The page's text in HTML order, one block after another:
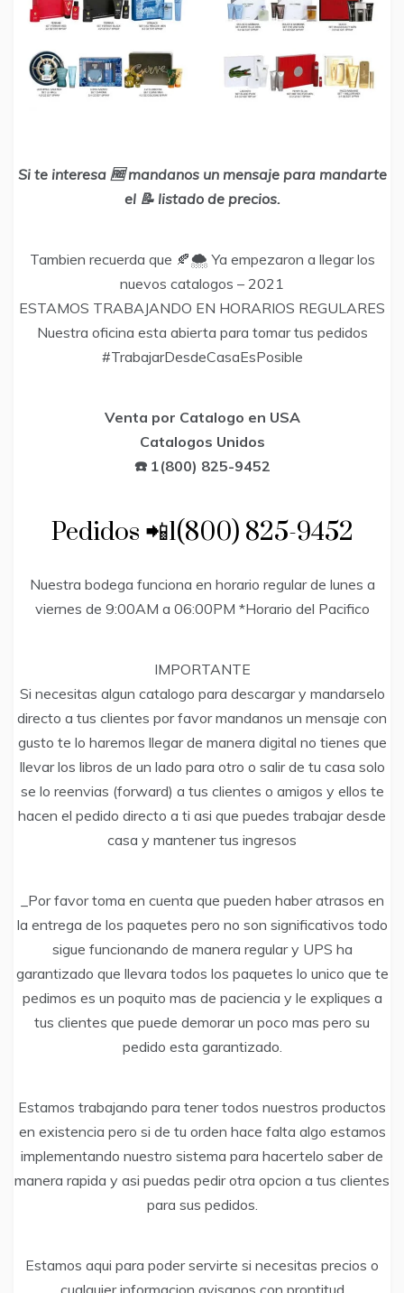
Si te interesa 🆓 mandanos un mensaje para mandarte
el 📝 listado de precios.
Tambien recuerda que 🍂🌨️ Ya empezaron a llegar los
nuevos catalogos – 2021
ESTAMOS TRABAJANDO EN HORARIOS REGULARES
Nuestra oficina esta abierta para tomar tus pedidos
#TrabajarDesdeCasaEsPosible
Venta por Catalogo en USA
Catalogos Unidos
☎️ 1(800) 825-9452
Pedidos 📲1(800) 825-9452
Nuestra bodega funciona en horario regular de lunes a
viernes de 9:00AM a 06:00PM *Horario del Pacifico
IMPORTANTE
Si necesitas algun catalogo para descargar y mandarselo
directo a tus clientes por favor mandanos un mensaje con
gusto te lo haremos llegar de manera digital no tienes que
llevar los libros de un lado para otro o salir de tu casa solo
se lo reenvias (forward) a tus clientes o amigos y ellos te
hacen el pedido directo a ti asi que puedes trabajar desde
casa y mantener tus ingresos
_Por favor toma en cuenta que pueden haber atrasos en
la entrega de los paquetes pero no son significativos todo
sigue funcionando de manera regular y UPS ha
garantizado que llevara todos los paquetes lo unico que te
pedimos es un poquito mas de paciencia y le expliques a
tus clientes que puede demorar un poco mas pero su
pedido esta garantizado.
Estamos trabajando para tener todos nuestros productos
en existencia pero si de tu orden hace falta algo estamos
implementando nuestro sistema para hacertelo saber de
manera rapida y asi puedas pedir otra opcion a tus clientes
para sus pedidos.
Estamos aqui para poder servirte si necesitas precios o
cualquier informacion avisanos con prontitud